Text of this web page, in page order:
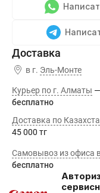
в г. Эль-Монте
Курьер по г. Алматы
Бесплатно
Доставка по
45 000 тг
Самовывоз из офиса
Бесплатно